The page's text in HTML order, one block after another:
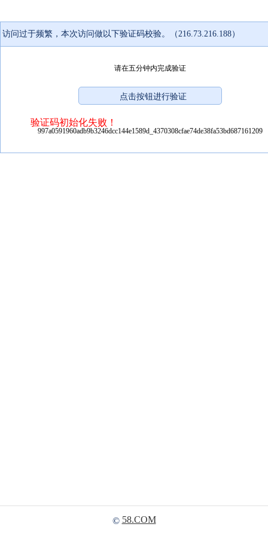
访问过于频繁，本次访问做以下验证码校验。（216.73.216.188）
请在五分钟内完成验证
验证码初始化失败！
997a0591960adb9b3246dcc144e1589d_4370308cfae74de38fa53bd687161209
© 58.COM